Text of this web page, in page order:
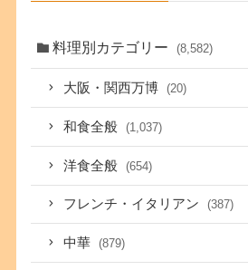
料理別カテゴリー (8,582)
大阪・関西万博 (20)
和食全般 (1,037)
洋食全般 (654)
フレンチ・イタリアン (387)
中華 (879)